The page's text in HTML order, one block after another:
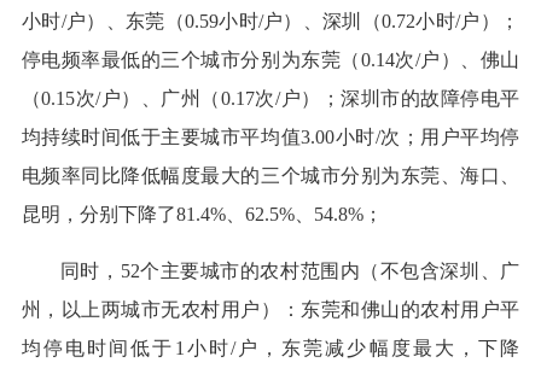
小时/户）、东莞（0.59小时/户）、深圳（0.72小时/户）；
停电频率最低的三个城市分别为东莞（0.14次/户）、佛山
（0.15次/户）、广州（0.17次/户）；深圳市的故障停电平
均持续时间低于主要城市平均值3.00小时/次；用户平均停
电频率同比降低幅度最大的三个城市分别为东莞、海口、
昆明，分别下降了81.4%、62.5%、54.8%；
同时，52个主要城市的农村范围内（不包含深圳、广
州，以上两城市无农村用户）：东莞和佛山的农村用户平
均停电时间低于1小时/户，东莞减少幅度最大，下降